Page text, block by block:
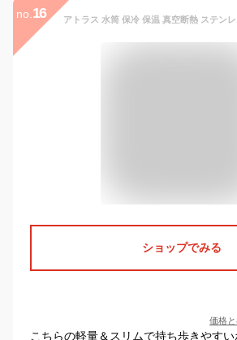
no. 16
ショップでみる
価格
こちらの軽量＆スリムで持ち歩きやす